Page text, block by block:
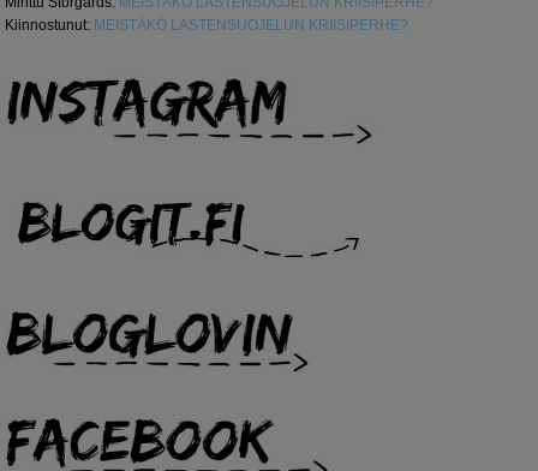
Kiinnostunut: MEISTÄKÖ LASTENSUOJELUN KRIISIPERHE?